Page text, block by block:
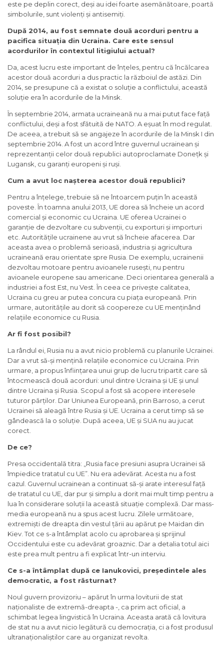
este pe deplin corect, deși au idei foarte asemănătoare, poartă
simbolurile, sunt violenți și antisemiți.
După 2014, au fost semnate două acorduri pentru a
pacifica situația din Ucraina. Care este sensul
acordurilor în contextul litigiului actual?
Da, acest lucru este important de înțeles, pentru că încălcarea
acestor două acorduri a dus practic la războiul de astăzi. Din
2014, se presupune că a existat o soluție a conflictului, această
soluție era în acordurile de la Minsk.
În septembrie 2014, armata ucraineană nu a mai putut face față
conflictului, deși a fost sfătuită de NATO. A eșuat în mod regulat.
De aceea, a trebuit să se angajeze în acordurile de la Minsk I din
septembrie 2014. A fost un acord între guvernul ucrainean și
reprezentanții celor două republici autoproclamate Donețk și
Lugansk, cu garanți europeni și ruși.
Cum a avut loc nașterea acestor două republici?
Pentru a înțelege, trebuie să ne întoarcem puțin în această
poveste. În toamna anului 2013, UE dorea să încheie un acord
comercial și economic cu Ucraina. UE oferea Ucrainei o
garanție de dezvoltare cu subvenții, cu exporturi și importuri
etc. Autoritățile ucrainene au vrut să încheie afacerea. Dar
aceasta avea o problemă serioasă, industria și agricultura
ucraineană erau orientate spre Rusia. De exemplu, ucrainenii
dezvoltau motoare pentru avioanele rusești, nu pentru
avioanele europene sau americane. Deci orientarea generală a
industriei a fost Est, nu Vest. În ceea ce privește calitatea,
Ucraina cu greu ar putea concura cu piața europeană. Prin
urmare, autoritățile au dorit să coopereze cu UE menținând
relațiile economice cu Rusia.
Ar fi fost posibil?
La rândul ei, Rusia nu a avut nicio problemă cu planurile Ucrainei.
Dar a vrut să-și mențină relațiile economice cu Ucraina. Prin
urmare, a propus înființarea unui grup de lucru tripartit care să
întocmească două acorduri: unul dintre Ucraina și UE și unul
dintre Ucraina și Rusia. Scopul a fost să acopere interesele
tuturor părților. Dar Uniunea Europeană, prin Barroso, a cerut
Ucrainei să aleagă între Rusia și UE. Ucraina a cerut timp să se
gândească la o soluție. După aceea, UE și SUA nu au jucat
corect.
De ce?
Presa occidentală titra: „Rusia face presiuni asupra Ucrainei să
împiedice tratatul cu UE”. Nu era adevărat. Acesta nu a fost
cazul. Guvernul ucrainean a continuat să-și arate interesul față
de tratatul cu UE, dar pur și simplu a dorit mai mult timp pentru a
lua în considerare soluții la această situație complexă. Dar mass-
media europeană nu a spus acest lucru. Zilele următoare,
extremiști de dreapta din vestul țării au apărut pe Maidan din
Kiev. Tot ce s-a întâmplat acolo cu aprobarea și sprijinul
Occidentului este cu adevărat groaznic. Dar a detalia totul aici
este prea mult pentru a fi explicat într-un interviu.
Ce s-a întâmplat după ce Ianukovici, președintele ales
democratic, a fost răsturnat?
Noul guvern provizoriu – apărut în urma loviturii de stat
naționaliste de extremă-dreapta -, ca prim act oficial, a
schimbat legea lingvistică în Ucraina. Aceasta arată că lovitura
de stat nu a avut nicio legătură cu democrația, ci a fost produsul
ultranaționaliștilor care au organizat revolta.